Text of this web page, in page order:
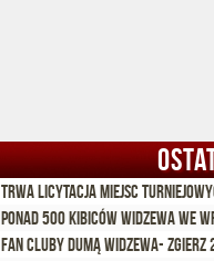
Trwa licytacja miejsc turniejowych
Ponad 500 kibiców Widzewa we
Fan Cluby Dumą Widzewa- Zgierz